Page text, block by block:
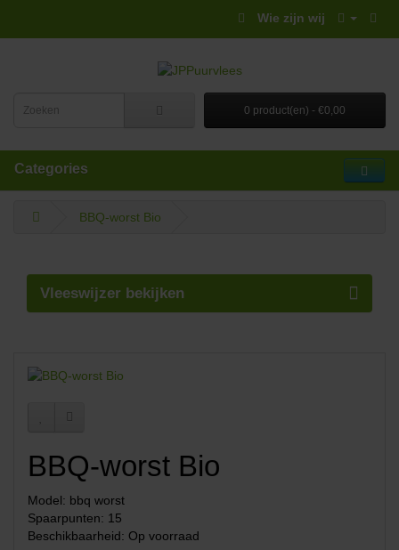
Wie zijn wij
0 product(en) - €0,00
Categories
BBQ-worst Bio
Vleeswijzer bekijken
BBQ-worst Bio
Model: bbq worst
Spaarpunten: 15
Beschikbaarheid: Op voorraad